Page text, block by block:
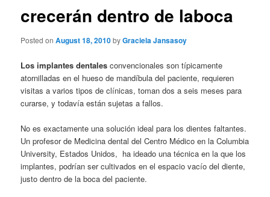
crecerán dentro de laboca
Posted onAugust 18, 2010byGraciela Jansasoy
Los implantes dentales convencionales son típicamente
atornilladas en el hueso de mandíbula del paciente, requieren
visitas a varios tipos de clínicas, toman dos a seis meses para
curarse, y todavía están sujetas a fallos.
No es exactamente una solución ideal para los dientes faltantes.
Un profesor de Medicina dental del Centro Médico en la Columbia
University, Estados Unidos, ha ideado una técnica en la que los
implantes, podrían ser cultivados en el espacio vacío del diente,
justo dentro de la boca del paciente.